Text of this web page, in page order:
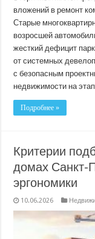
вложений в ремонт
Старые
возросшей
жесткий дефицит
от системных
с безопасным
недвижимости на
Подробнее »
Критерии
домах Санкт-
эргономики
10.06.2026